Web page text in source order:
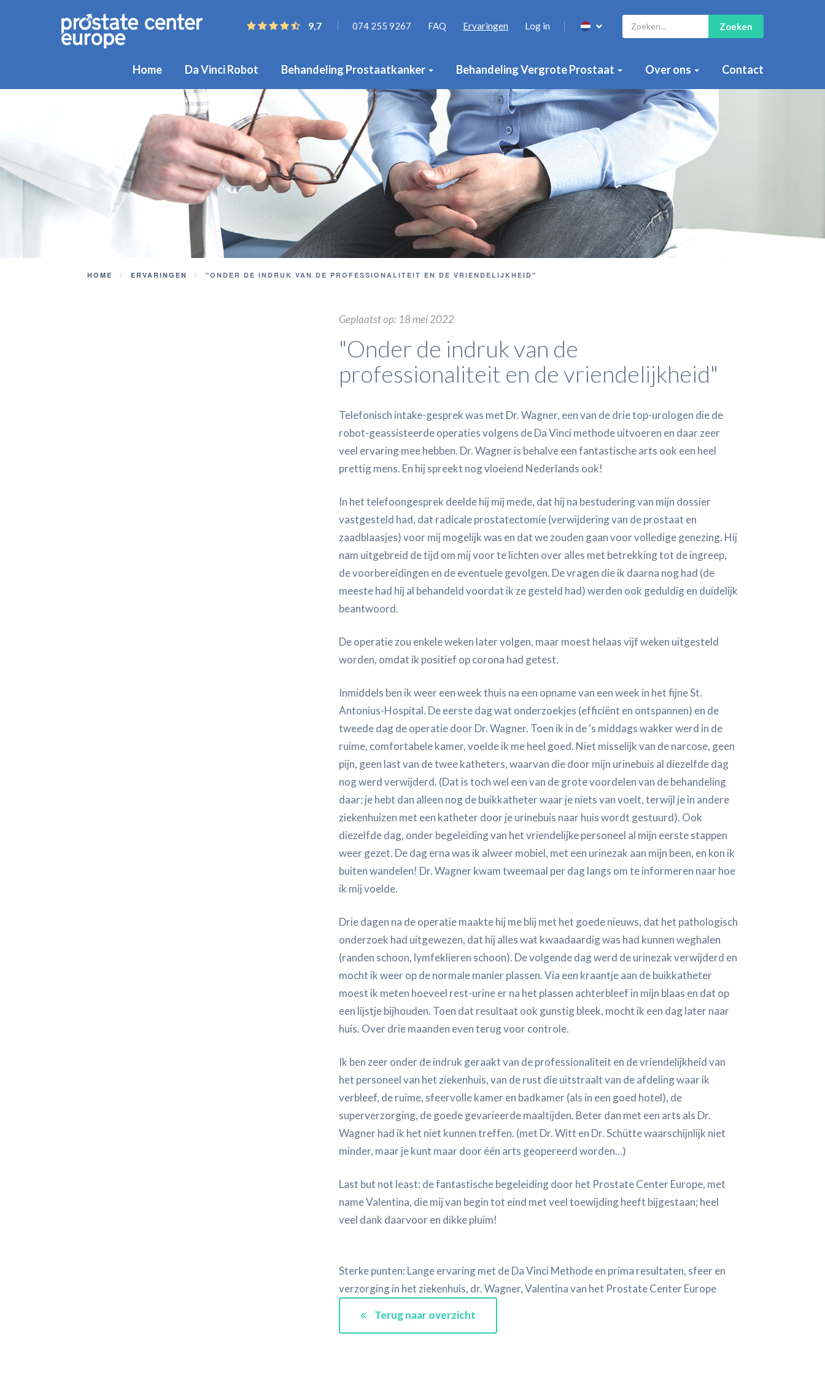
9,7 074 255 9267 FAQ Ervaringen Log in Zoeken
Home Da Vinci Robot Behandeling Prostaatkanker Behandeling Vergrote Prostaat Over ons Contact
HOME ERVARINGEN "ONDER DE INDRUK VAN DE PROFESSIONALITEIT EN DE VRIENDELIJKHEID"
Geplaatst op: 18 mei 2022
"Onder de indruk van de
professionaliteit en de vriendelijkheid"
Telefonisch intake-gesprek was met Dr. Wagner, een van de drie top-urologen die de
robot-geassisteerde operaties volgens de Da Vinci methode uitvoeren en daar zeer
veel ervaring mee hebben. Dr. Wagner is behalve een fantastische arts ook een heel
prettig mens. En hij spreekt nog vloeiend Nederlands ook!
In het telefoongesprek deelde hij mij mede, dat hij na bestudering van mijn dossier
vastgesteld had, dat radicale prostatectomie (verwijdering van de prostaat en
zaadblaasjes) voor mij mogelijk was en dat we zouden gaan voor volledige genezing. Hij
nam uitgebreid de tijd om mij voor te lichten over alles met betrekking tot de ingreep,
de voorbereidingen en de eventuele gevolgen. De vragen die ik daarna nog had (de
meeste had hij al behandeld voordat ik ze gesteld had) werden ook geduldig en duidelijk
beantwoord.
De operatie zou enkele weken later volgen, maar moest helaas vijf weken uitgesteld
worden, omdat ik positief op corona had getest.
Inmiddels ben ik weer een week thuis na een opname van een week in het fijne St.
Antonius-Hospital. De eerste dag wat onderzoekjes (efficiënt en ontspannen) en de
tweede dag de operatie door Dr. Wagner. Toen ik in de ‘s middags wakker werd in de
ruime, comfortabele kamer, voelde ik me heel goed. Niet misselijk van de narcose, geen
pijn, geen last van de twee katheters, waarvan die door mijn urinebuis al diezelfde dag
nog werd verwijderd. (Dat is toch wel een van de grote voordelen van de behandeling
daar: je hebt dan alleen nog de buikkatheter waar je niets van voelt, terwijl je in andere
ziekenhuizen met een katheter door je urinebuis naar huis wordt gestuurd). Ook
diezelfde dag, onder begeleiding van het vriendelijke personeel al mijn eerste stappen
weer gezet. De dag erna was ik alweer mobiel, met een urinezak aan mijn been, en kon ik
buiten wandelen! Dr. Wagner kwam tweemaal per dag langs om te informeren naar hoe
ik mij voelde.
Drie dagen na de operatie maakte hij me blij met het goede nieuws, dat het pathologisch
onderzoek had uitgewezen, dat hij alles wat kwaadaardig was had kunnen weghalen
(randen schoon, lymfeklieren schoon). De volgende dag werd de urinezak verwijderd en
mocht ik weer op de normale manier plassen. Via een kraantje aan de buikkatheter
moest ik meten hoeveel rest-urine er na het plassen achterbleef in mijn blaas en dat op
een lijstje bijhouden. Toen dat resultaat ook gunstig bleek, mocht ik een dag later naar
huis. Over drie maanden even terug voor controle.
Ik ben zeer onder de indruk geraakt van de professionaliteit en de vriendelijkheid van
het personeel van het ziekenhuis, van de rust die uitstraalt van de afdeling waar ik
verbleef, de ruime, sfeervolle kamer en badkamer (als in een goed hotel), de
superverzorging, de goede gevarieerde maaltijden. Beter dan met een arts als Dr.
Wagner had ik het niet kunnen treffen. (met Dr. Witt en Dr. Schütte waarschijnlijk niet
minder, maar je kunt maar door één arts geopereerd worden…)
Last but not least: de fantastische begeleiding door het Prostate Center Europe, met
name Valentina, die mij van begin tot eind met veel toewijding heeft bijgestaan; heel
veel dank daarvoor en dikke pluim!
Sterke punten: Lange ervaring met de Da Vinci Methode en prima resultaten, sfeer en
verzorging in het ziekenhuis, dr. Wagner, Valentina van het Prostate Center Europe
Terug naar overzicht